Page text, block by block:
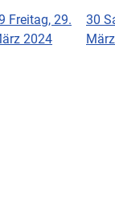
Freitag, 29.
2024
30